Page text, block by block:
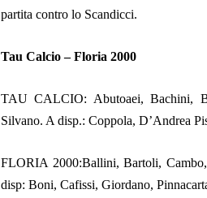
partita contro lo Scandicci.
Tau Calcio – Floria 2000
TAU CALCIO: Abutoaei, Bachini,
Silvano. A disp.: Coppola, D’Andrea
FLORIA 2000:Ballini, Bartoli,
disp: Boni, Cafissi, Giordano,